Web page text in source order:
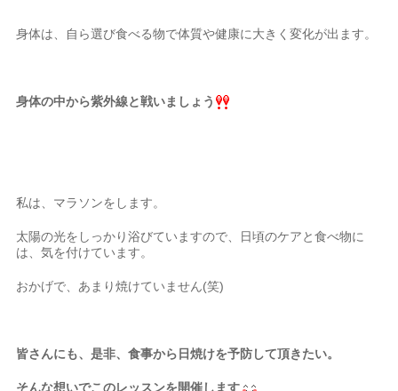
身体は、自ら選び食べる物で体質や健康に大きく変化が出ます。
身体の中から紫外線と戦いましょう
私は、マラソンをします。
太陽の光をしっかり浴びていますので、日頃のケアと食べ物に
は、気を付けています。
おかげで、あまり焼けていません(笑)
皆さんにも、是非、食事から日焼けを予防して頂きたい。
そんな想いでこのレッスンを開催します